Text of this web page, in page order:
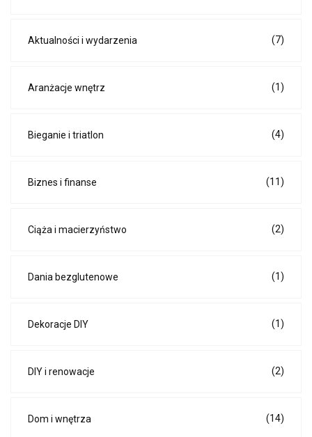
Aktualności i wydarzenia (7)
Aranżacje wnętrz (1)
Bieganie i triatlon (4)
Biznes i finanse (11)
Ciąża i macierzyństwo (2)
Dania bezglutenowe (1)
Dekoracje DIY (1)
DIY i renowacje (2)
Dom i wnętrza (14)